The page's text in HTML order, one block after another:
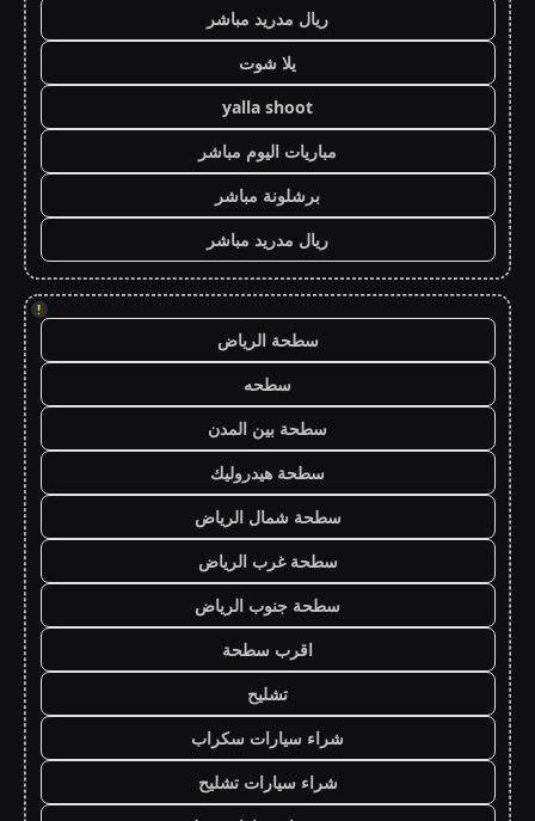
ريال مدريد مباشر
يلا شوت
yalla shoot
مباريات اليوم مباشر
برشلونة مباشر
ريال مدريد مباشر
!
سطحة الرياض
سطحه
سطحة بين المدن
سطحة هيدروليك
سطحة شمال الرياض
سطحة غرب الرياض
سطحة جنوب الرياض
اقرب سطحة
تشليح
شراء سيارات سكراب
شراء سيارات تشليح